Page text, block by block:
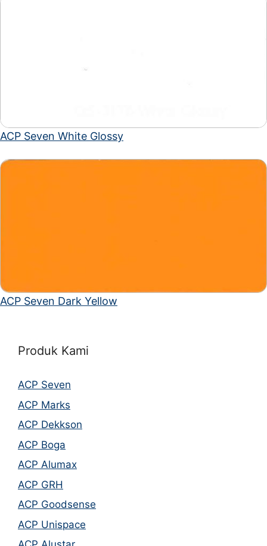
ACP Seven White Glossy
ACP Seven Dark Yellow
Produk Kami
ACP Seven
ACP Marks
ACP Dekkson
ACP Boga
ACP Alumax
ACP GRH
ACP Goodsense
ACP Unispace